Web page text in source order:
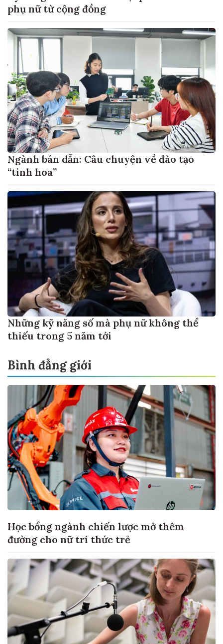
phụ nữ từ cộng đồng
Ngành bán dẫn: Câu chuyện về đào tạo
“tinh hoa”
Những kỹ năng số mà phụ nữ không thể
thiếu trong 5 năm tới
Bình đẳng giới
Học bổng ngành chiến lược mở thêm
đường cho nữ trí thức trẻ